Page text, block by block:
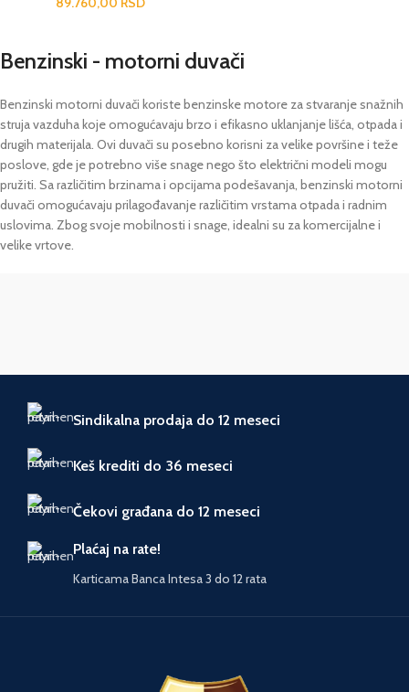
Benzinski - motorni duvači
Benzinski motorni duvači koriste benzinske motore za stvaranje snažnih
struja vazduha koje omogućavaju brzo i efikasno uklanjanje lišća, otpada i
drugih materijala. Ovi duvači su posebno korisni za velike površine i teže
poslove, gde je potrebno više snage nego što električni modeli mogu
pružiti. Sa različitim brzinama i opcijama podešavanja, benzinski motorni
duvači omogućavaju prilagođavanje različitim vrstama otpada i radnim
uslovima. Zbog svoje mobilnosti i snage, idealni su za komercijalne i
velike vrtove.
Sindikalna prodaja do 12 meseci
Keš krediti do 36 meseci
Čekovi građana do 12 meseci
Plaćaj na rate!
Karticama Banca Intesa 3 do 12 rata